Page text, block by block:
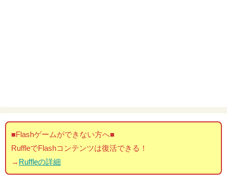
■Flashゲームができない方へ■
RuffleでFlashコンテンツは復活できる！
→ Ruffleの詳細